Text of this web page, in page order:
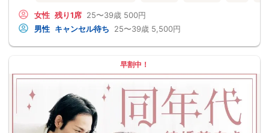
女性 残り1席 25〜39歳 500円
男性 キャンセル待ち 25〜39歳 5,500円
早割中！